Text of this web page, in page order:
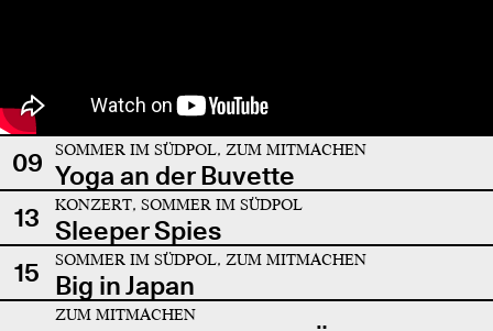
09 SOMMER IM SÜDPOL, ZUM MITMACHEN
Yoga an der Buvette
13
KONZERT, SOMMER IM SÜDPOL
Sleeper Spies
15
SOMMER IM SÜDPOL, ZUM MITMACHEN
Big in Japan
ZUM MITMACHEN